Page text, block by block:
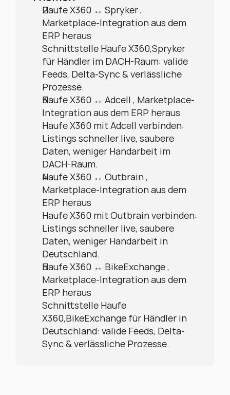
Haufe X360 ↔ Spryker ,
Marketplace-Integration aus dem
ERP heraus
Schnittstelle Haufe X360,Spryker
für Händler im DACH-Raum: valide
Feeds, Delta-Sync & verlässliche
Prozesse.
Haufe X360 ↔ Adcell , Marketplace-
Integration aus dem ERP heraus
Haufe X360 mit Adcell verbinden:
Listings schneller live, saubere
Daten, weniger Handarbeit im
DACH-Raum.
Haufe X360 ↔ Outbrain ,
Marketplace-Integration aus dem
ERP heraus
Haufe X360 mit Outbrain verbinden:
Listings schneller live, saubere
Daten, weniger Handarbeit in
Deutschland.
Haufe X360 ↔ BikeExchange ,
Marketplace-Integration aus dem
ERP heraus
Schnittstelle Haufe
X360,BikeExchange für Händler in
Deutschland: valide Feeds, Delta-
Sync & verlässliche Prozesse.